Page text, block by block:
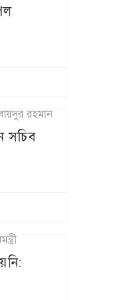
সচিব